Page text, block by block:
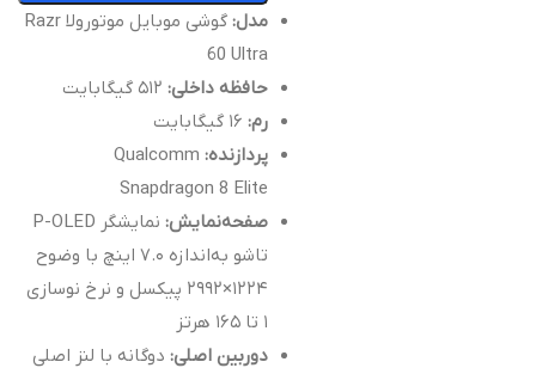
مدل:
گوشی موبایل موتورولا Razr
60 Ultra
حافظه داخلی:۵۱۲ گیگابایت
رم:۱۶ گیگابایت
پردازنده: Qualcomm
Snapdragon 8 Elite
صفحه‌نمایش:
نمایشگر P-OLED
تاشو به‌اندازه ۷.۰ اینچ با وضوح
۱۲۲۴×۲۹۹۲ پیکسل و نرخ نوسازی
۱ تا ۱۶۵ هرتز
دوربین اصلی:دوگانه با لنز اصلی